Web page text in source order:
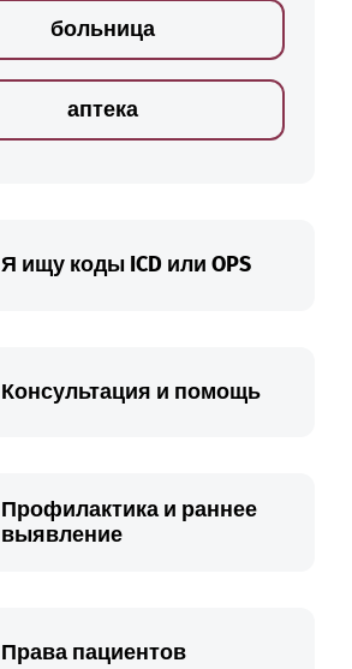
больница
аптека
Я ищу коды ICD или OPS
Консультация и помощь
Профилактика и раннее
выявление
Права пациентов